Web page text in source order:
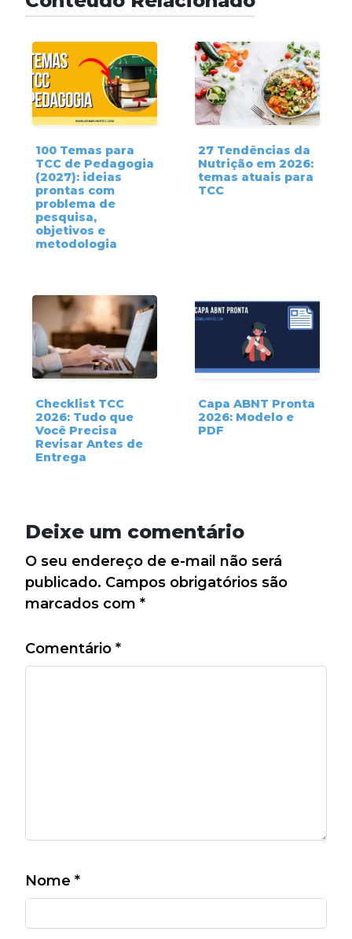
100 Temas para
TCC de Pedagogia
(2027): ideias
prontas com
problema de
pesquisa,
objetivos e
metodologia
27 Tendências da
Nutrição em 2026:
temas atuais para
TCC
Checklist TCC
2026: Tudo que
Você Precisa
Revisar Antes de
Entrega
Capa ABNT Pronta
2026: Modelo e
PDF
Deixe um comentário
O seu endereço de e-mail não será
publicado. Campos obrigatórios são
marcados com *
Comentário *
Nome *